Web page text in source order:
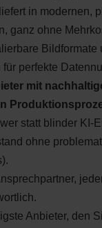
in modernen,
ganz ohne
Bildformate
perfekte
mit
statt blinder KI-
ohne
Anbieter, den